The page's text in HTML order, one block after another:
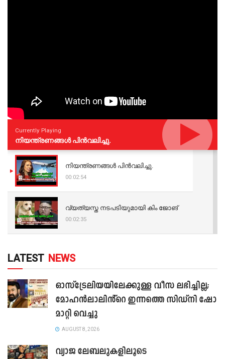
Currently Playing
നിയന്ത്രണങ്ങള്‍ പിന്‍വലിച്ചു.
നിയന്ത്രണങ്ങള്‍ പിന്‍വലിച്ചു.
00:02:54
വ്യത്യസ്ത നടപടിയുമായി കിം ജോങ്
00:02:35
LATEST NEWS
ഓസ്‌ട്രേലിയയിലേക്കുള്ള വീസ ലഭിച്ചില്ല;
മോഹൻലാലിൻ്റെ ഇന്നത്തെ സിഡ്നി ഷോ
മാറ്റി വെച്ചു
AUGUST 8, 2026
വ്യാജ ലേബലുകളിലൂടെ